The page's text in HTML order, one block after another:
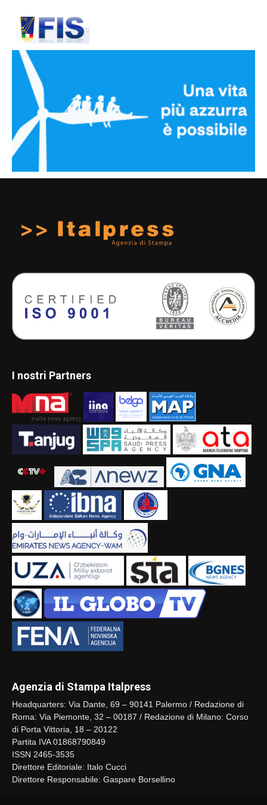
I nostri Partners
Agenzia di Stampa Italpress
Headquarters: Via Dante, 69 – 90141 Palermo / Redazione di
Roma: Via Piemonte, 32 – 00187 / Redazione di Milano: Corso
di Porta Vittoria, 18 – 20122
Partita IVA 01868790849
ISSN 2465-3535
Direttore Editoriale: Italo Cucci
Direttore Responsabile: Gaspare Borsellino